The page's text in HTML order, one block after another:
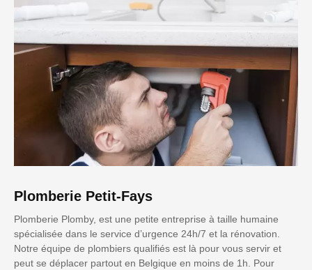
Plomberie Petit-Fays
Plomberie Plomby, est une petite entreprise à taille humaine
spécialisée dans le service d’urgence 24h/7 et la rénovation.
Notre équipe de plombiers qualifiés est là pour vous servir et
peut se déplacer partout en Belgique en moins de 1h. Pour